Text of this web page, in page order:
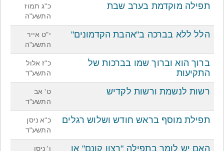
תפילה מוקדמת בערב שבת
כ"ג תמוז
התשע"ה
הלל ללא בברכה ב"אהבת הקדמונים"
י"ט אייר
התשע"ה
ברוך הוא וברוך שמו בברכות של
התקיעות
כ"ז אלול
התשע"ד
רשות לנשמת ורשות לקדיש
ט' אב
התשע"ד
תפילת מוסף בראש חודש ושלוש רגלים
כ"א ניסן
התשע"ד
האם יש לומר בתפילה "רצון קונם" או ו' ניסן